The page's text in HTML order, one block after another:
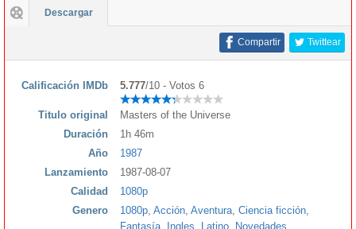
Descargar
Twittear
Compartir
Calificación IMDb 5.777/10 - Votos 6
Titulo original
Masters of the Universe
Duración
1h 46m
Año
1987
Lanzamiento
1987-08-07
Calidad
1080p
Genero
1080p Acción Aventura Ciencia ficción
Fantasía
Ingles Latino Novedades